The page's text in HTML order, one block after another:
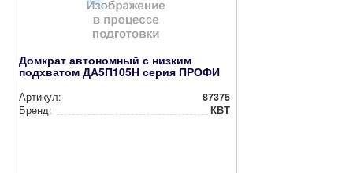
Домкрат автономный с низким
подхватом ДА5П105Н серия ПРОФИ
Артикул:
87375
Бренд:
КВТ